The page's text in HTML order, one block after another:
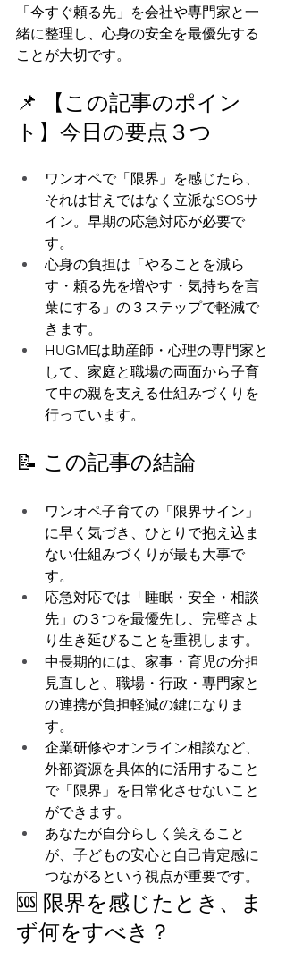
「今すぐ頼る先」を会社や専門家と一
緒に整理し、心身の安全を最優先する
ことが大切です。
📌 【この記事のポイン
ト】今日の要点３つ
ワンオペで「限界」を感じたら、
それは甘えではなく立派なSOSサ
イン。早期の応急対応が必要で
す。
心身の負担は「やることを減ら
す・頼る先を増やす・気持ちを言
葉にする」の３ステップで軽減で
きます。
HUGMEは助産師・心理の専門家と
して、家庭と職場の両面から子育
て中の親を支える仕組みづくりを
行っています。
📝 この記事の結論
ワンオペ子育ての「限界サイン」
に早く気づき、ひとりで抱え込ま
ない仕組みづくりが最も大事で
す。
応急対応では「睡眠・安全・相談
先」の３つを最優先し、完璧さよ
り生き延びることを重視します。
中長期的には、家事・育児の分担
見直しと、職場・行政・専門家と
の連携が負担軽減の鍵になりま
す。
企業研修やオンライン相談など、
外部資源を具体的に活用すること
で「限界」を日常化させないこと
ができます。
あなたが自分らしく笑えること
が、子どもの安心と自己肯定感に
つながるという視点が重要です。
🆘 限界を感じたとき、ま
ず何をすべき？